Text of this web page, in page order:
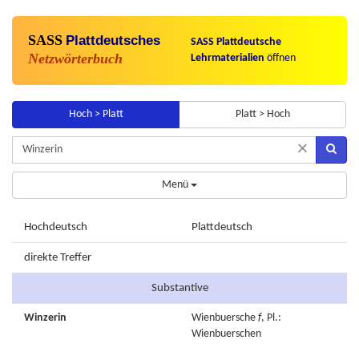
SASS Plattdeutsches
Netzwörterbuch
SASS Plattdeutsche
Lehrmaterialien öffnen
Hoch > Platt Platt > Hoch
×
Menü
Hochdeutsch Plattdeutsch
direkte Treffer
Substantive
Winzerin Wienbuersche f, Pl.:
Wienbuerschen